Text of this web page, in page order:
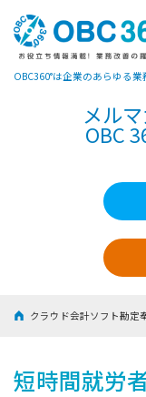
メル
OBC
クラウド会計ソフト勘定
短時間就労